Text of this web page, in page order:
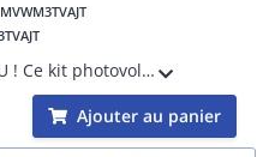
MVWM3TVAJT
NOUVEAU ! Ce kit photovoltaïque (compatible TVA 5,5%) Jinko x ATMOCE de 3kWc comprend : - 6 modules Jinko Solar 500Wc Biverre Bifacial Garantie 25 ans éligible TVA 5,5% - 3 micro-onduleurs MI-1000 (1 pour 2) garantie 15 ans - 3 câbles Atmoc
Ajouter au panier